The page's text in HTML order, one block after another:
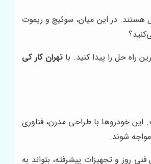
هستند. در این میان، سوئیچ و ریموت
حل را پیدا کنید. با تهران کار کی
این خودروها با طراحی مدرن، فناوری
شوند.
روز و تجهیزات پیشرفته، بتواند به